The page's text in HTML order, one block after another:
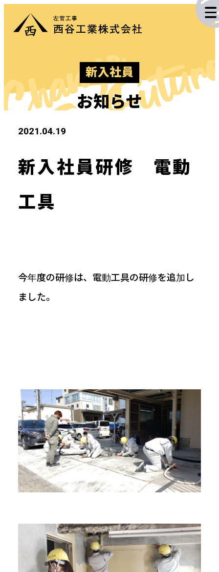
施工実績
企業情報
新入社員
お知らせ
The
新入社員研修 電動
工具
2021.04.19
今年度の研修は、電動工具の研修を追加し
ました。
稿
ビ
ゲ